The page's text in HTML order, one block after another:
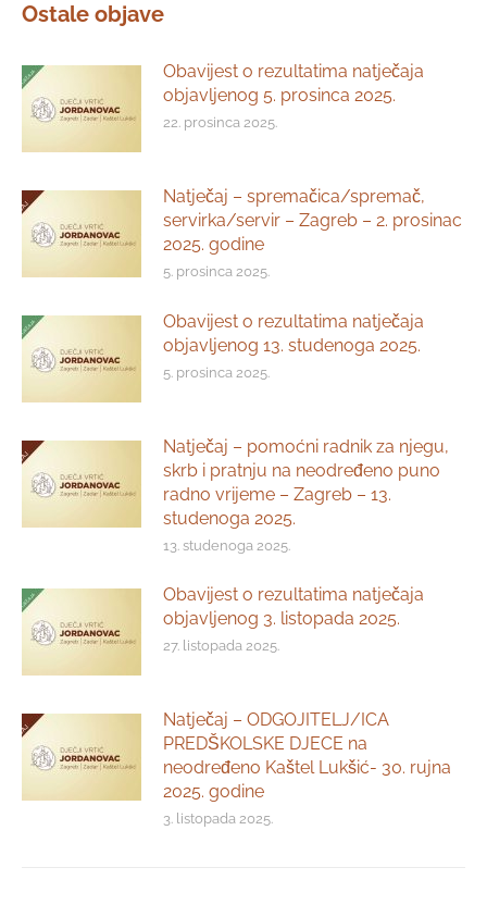
Ostale objave
Obavijest o rezultatima natječaja
objavljenog 5. prosinca 2025.
22. prosinca 2025.
Natječaj – spremačica/spremač,
servirka/servir – Zagreb – 2. prosinac
2025. godine
5. prosinca 2025.
Obavijest o rezultatima natječaja
objavljenog 13. studenoga 2025.
5. prosinca 2025.
Natječaj – pomoćni radnik za njegu,
skrb i pratnju na neodređeno puno
radno vrijeme – Zagreb – 13.
studenoga 2025.
13. studenoga 2025.
Obavijest o rezultatima natječaja
objavljenog 3. listopada 2025.
27. listopada 2025.
Natječaj – ODGOJITELJ/ICA
PREDŠKOLSKE DJECE na
neodređeno Kaštel Lukšić- 30. rujna
2025. godine
3. listopada 2025.